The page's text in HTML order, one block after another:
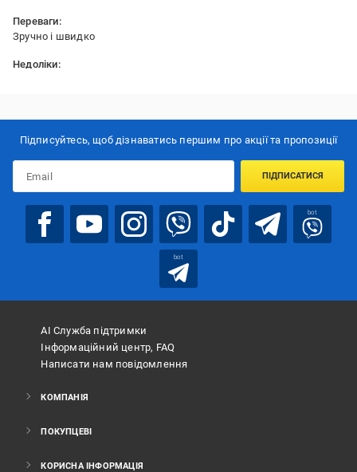
Переваги:
Зручно і швидко
Недоліки:
Підписуйтесь, щоб дізнаватись першим про акції та пропозиції
ПІДПИСАТИСЯ
bot
bot
АІ Служба підтримки
Інформаційний центр, FAQ
Написати нам повідомлення
КОМПАНІЯ
ПОКУПЦЕВІ
КОРИСНА ІНФОРМАЦІЯ